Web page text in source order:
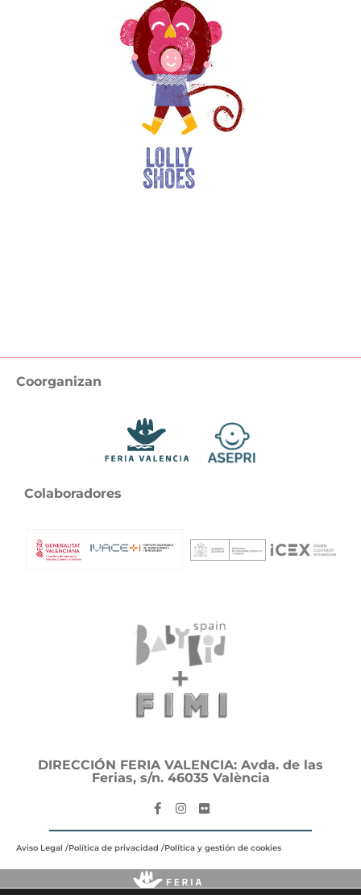
Coorganizan
Colaboradores
DIRECCIÓN FERIA VALENCIA: Avda. de las
Ferias, s/n. 46035 València
Aviso Legal /Política de privacidad /Política y gestión de cookies